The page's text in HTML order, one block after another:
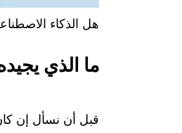
هل الذكاء
ما الذي
قبل أن نسأل إن كان